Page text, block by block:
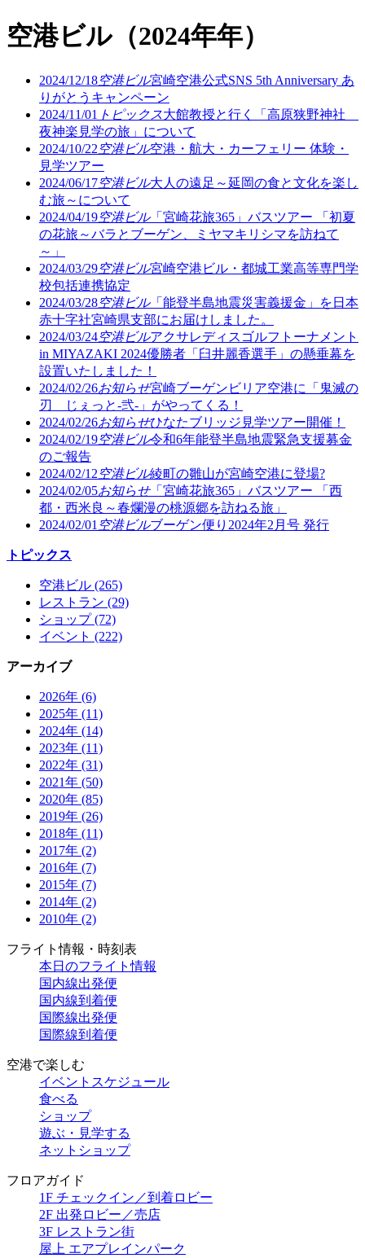
空港ビル（2024年年）
2024/12/18空港ビル宮崎空港公式SNS 5th Anniversary あ
りがとうキャンペーン
2024/11/01 トピックス大館教授と行く「高原狭野神社
夜神楽見学の旅」について
2024/10/22空港ビル空港・航大・カーフェリー 体験・
見学ツアー
2024/06/17空港ビル大人の遠足～延岡の食と文化を楽し
む旅～について
2024/04/19空港ビル「宮崎花旅365」バスツアー 「初夏
の花旅～バラとブーゲン、ミヤマキリシマを訪ねて
～」
2024/03/29空港ビル宮崎空港ビル・都城工業高等専門学
校包括連携協定
2024/03/28空港ビル「能登半島地震災害義援金」を日本
赤十字社宮崎県支部にお届けしました。
2024/03/24空港ビルアクサレディスゴルフトーナメント
in MIYAZAKI 2024優勝者「臼井麗香選手」の懸垂幕を
設置いたしました！
2024/02/26お知らせ宮崎ブーゲンビリア空港に「鬼滅の
刃 じぇっと-弐-」がやってくる！
2024/02/26お知らせひなたブリッジ見学ツアー開催！
2024/02/19空港ビル令和6年能登半島地震緊急支援募金
のご報告
2024/02/12空港ビル綾町の雛山が宮崎空港に登場?
2024/02/05お知らせ「宮崎花旅365」バスツアー 「西
都・西米良～春爛漫の桃源郷を訪ねる旅」
2024/02/01 空港ビルブーゲン便り2024年2月号 発行
トピックス
空港ビル (265)
レストラン (29)
ショップ (72)
イベント (222)
アーカイブ
2026年 (6)
2025年 (11)
2024年 (14)
2023年 (11)
2022年 (31)
2021年 (50)
2020年 (85)
2019年 (26)
2018年 (11)
2017年 (2)
2016年 (7)
2015年 (7)
2014年 (2)
2010年 (2)
フライト情報・時刻表
本日のフライト情報
国内線出発便
国内線到着便
国際線出発便
国際線到着便
空港で楽しむ
イベントスケジュール
食べる
ショップ
遊ぶ・見学する
ネットショップ
フロアガイド
1F チェックイン／到着ロビー
2F 出発ロビー／売店
3F レストラン街
屋上 エアプレインパーク